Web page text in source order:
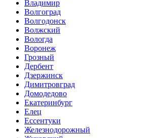
Владимир
Волгоград
Волгодонск
Волжский
Вологда
Воронеж
Грозный
Дербент
Дзержинск
Димитровград
Домодедово
Екатеринбург
Елец
Ессентуки
Железнодорожный